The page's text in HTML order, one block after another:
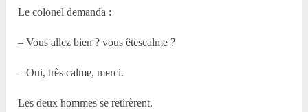
Le colonel demanda :
– Vous allez bien ? vous êtescalme ?
– Oui, très calme, merci.
Les deux hommes se retirèrent.